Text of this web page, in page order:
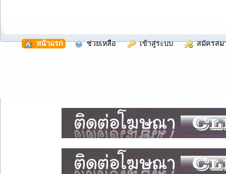
หน้าแรก ช่วยเหลือ เข้าสู่ระบบ สมัครสม